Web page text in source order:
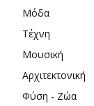
Μόδα
Τέχνη
Μουσική
Αρχιτεκτονική
Φύση - Ζώα